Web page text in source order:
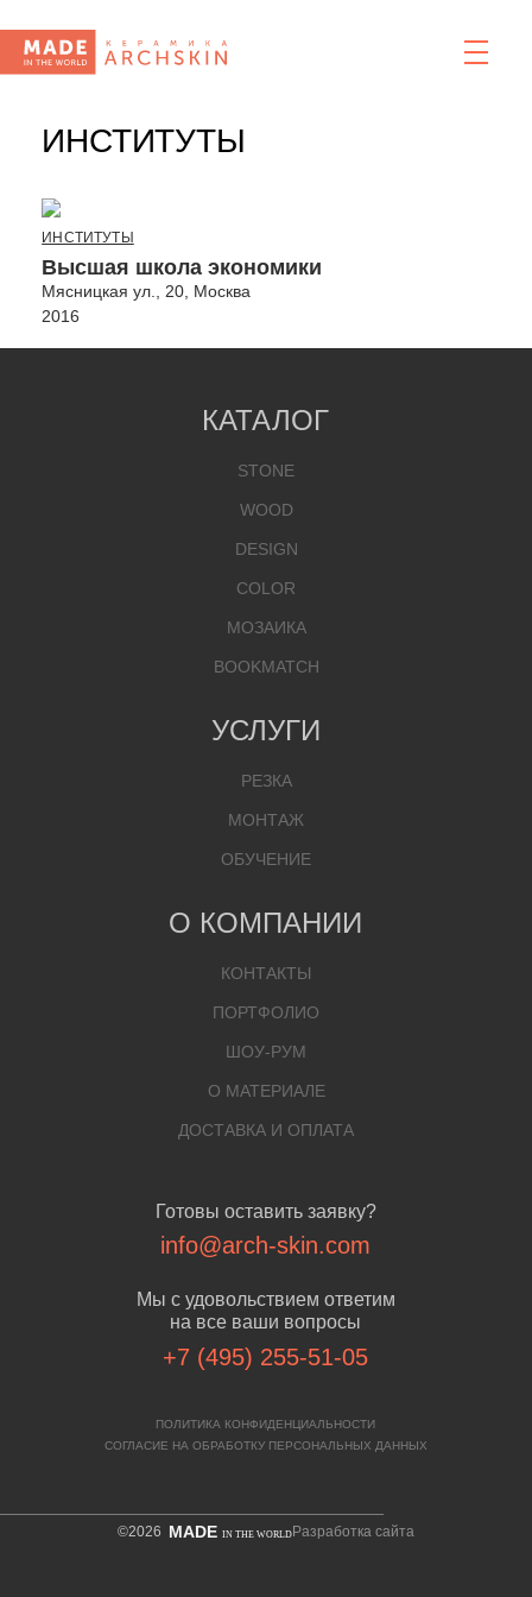
ИНСТИТУТЫ
ИНСТИТУТЫ
Высшая школа экономики
Мясницкая ул., 20, Москва
2016
Готовы оставить заявку?
info@arch-skin.com
Мы с удовольствием ответим
на все ваши вопросы
+7 (495) 255-51-05
ПОЛИТИКА КОНФИДЕНЦИАЛЬНОСТИ
СОГЛАСИЕ НА ОБРАБОТКУ ПЕРСОНАЛЬНЫХ ДАННЫХ
КАТАЛОГ
STONE
WOOD
DESIGN
COLOR
МОЗАИКА
BOOKMATCH
УСЛУГИ
РЕЗКА
МОНТАЖ
ОБУЧЕНИЕ
О КОМПАНИИ
КОНТАКТЫ
ПОРТФОЛИО
ШОУ-РУМ
О МАТЕРИАЛЕ
ДОСТАВКА И ОПЛАТА
©2026 MADE IN THE WORLDРазработка сайта